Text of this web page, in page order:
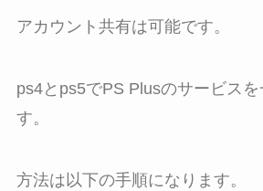
アカウント共有は可能です。
ps4とps5でPS Plusのサービスを
す。
方法は以下の手順になります。